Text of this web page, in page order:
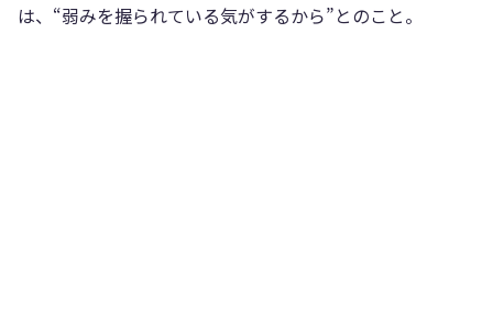
は、“弱みを握られている気がするから”とのこと。